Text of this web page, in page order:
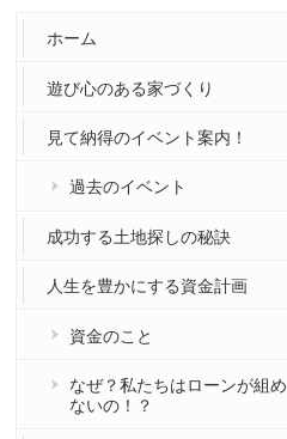
ホーム
遊び心のある家づくり
見て納得のイベント案内！
過去のイベント
成功する土地探しの秘訣
人生を豊かにする資金計画
資金のこと
なぜ？私たちはローンが組め
ないの！？